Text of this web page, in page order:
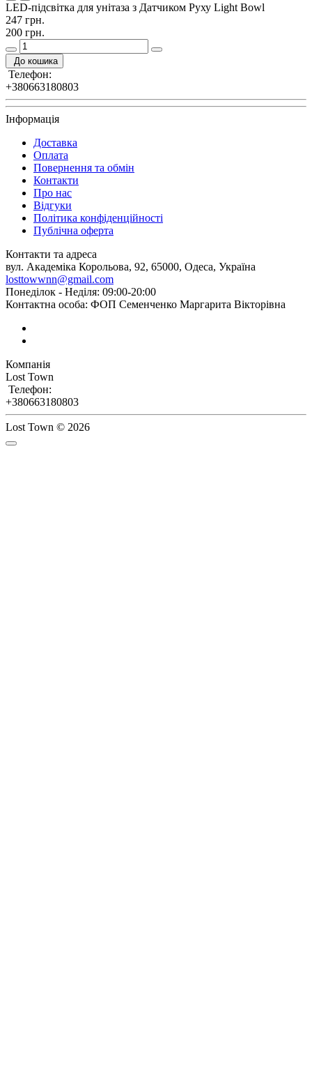
LED-підсвітка для унітаза з Датчиком Руху Light Bowl
247 грн.
200 грн.
До кошика
Телефон:
+380663180803
Інформація
Доставка
Оплата
Повернення та обмін
Контакти
Про нас
Відгуки
Політика конфіденційності
Публічна оферта
Контакти та адреса
вул. Академіка Корольова, 92, 65000, Одеса, Україна
losttowwnn@gmail.com
Понеділок - Неділя: 09:00-20:00
Контактна особа: ФОП Семенченко Маргарита Вікторівна
Компанія
Lost Town
Телефон:
+380663180803
Lost Town © 2026